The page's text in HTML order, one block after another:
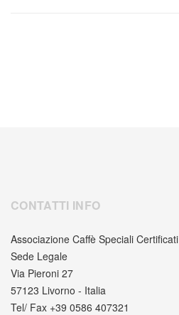
CONTATTI INFO
Associazione Caffè Speciali Certificati
Sede Legale
Via Pieroni 27
57123 Livorno - Italia
Tel/ Fax +39 0586 407321